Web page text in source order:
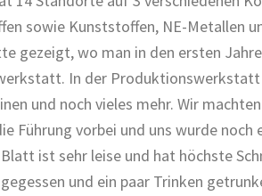
sowie Kunststoffen, NE-Metallen
gezeigt, wo man in den ersten
In der Produktionswerkstatt
und noch vieles mehr. Wir
Führung vorbei und uns wurde
ist sehr leise und hat höchste
und ein paar Trinken